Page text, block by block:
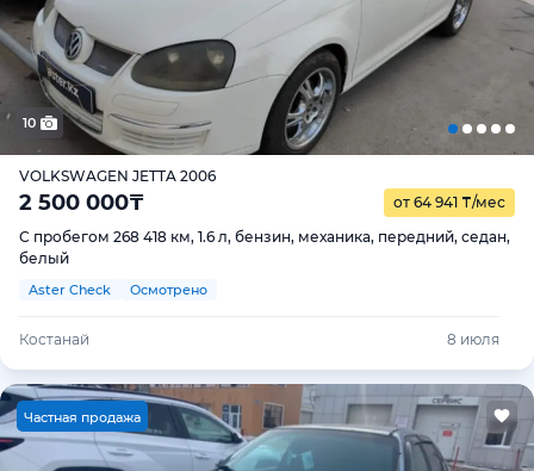
10
VOLKSWAGEN JETTA 2006
2 500 000₸ от 64 941 ₸/мес
С пробегом 268 418 км, 1.6 л, бензин, механика, передний, седан,
белый
Aster Check Осмотрено
Костанай 8 июля
Частная продажа